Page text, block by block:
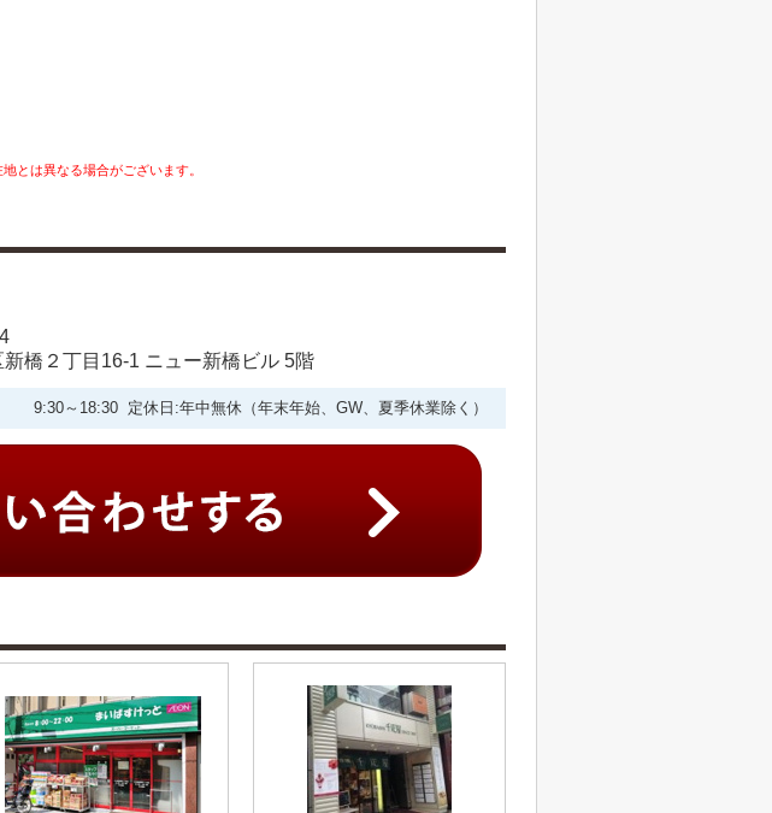
とは異なる場合がございます。
橋２丁目16-1 ニュー新橋ビル 5階
9:30～18:30 定休日:年中無休（年末年始、GW、夏季休業除く）